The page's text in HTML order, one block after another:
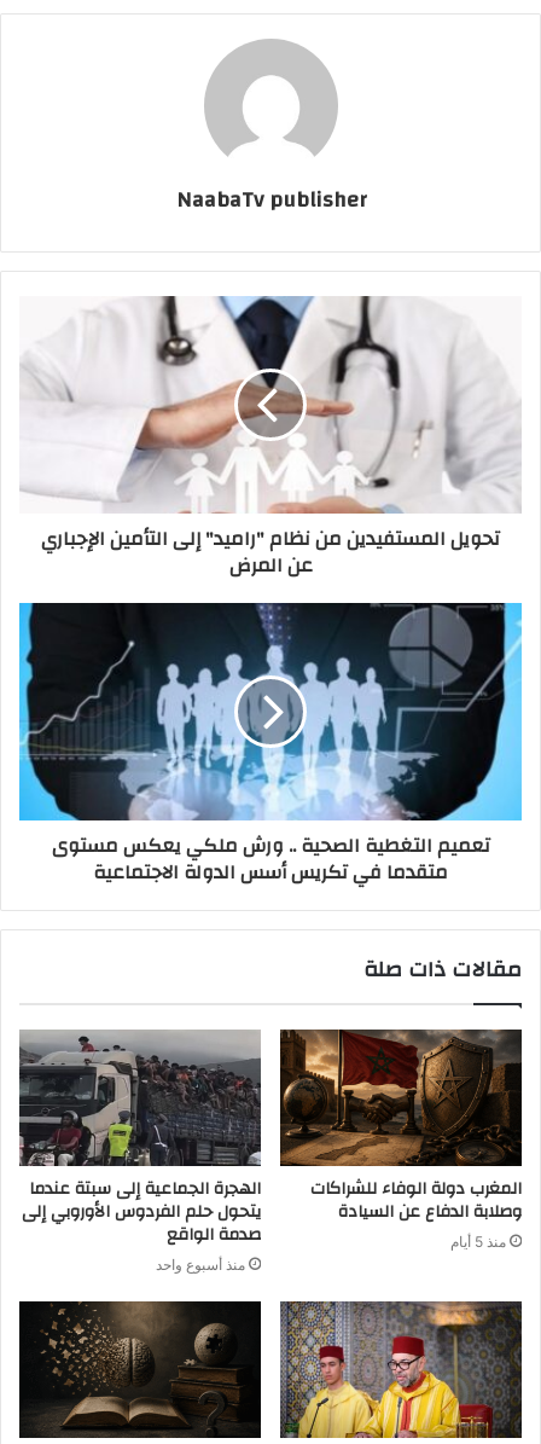
NaabaTv publisher
تحويل المستفيدين من نظام "راميد" إلى التأمين الإجباري
عن المرض
تعميم التغطية الصحية .. ورش ملكي يعكس مستوى
متقدما في تكريس أسس الدولة الاجتماعية
مقالات ذات صلة
المغرب دولة الوفاء للشراكات
وصلابة الدفاع عن السيادة
منذ 5 أيام
الهجرة الجماعية إلى سبتة عندما
يتحول حلم الفردوس الأوروبي إلى
صدمة الواقع
منذ أسبوع واحد